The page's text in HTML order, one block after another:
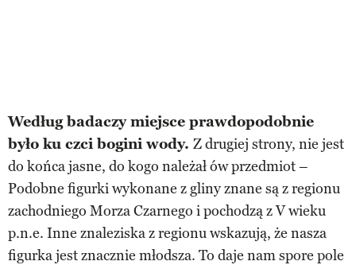
Według badaczy miejsce prawdopodobnie
było ku czci bogini wody. Z drugiej strony, nie jest
do końca jasne, do kogo należał ów przedmiot –
Podobne figurki wykonane z gliny znane są z regionu
zachodniego Morza Czarnego i pochodzą z V wieku
p.n.e. Inne znaleziska z regionu wskazują, że nasza
figurka jest znacznie młodsza. To daje nam spore pole